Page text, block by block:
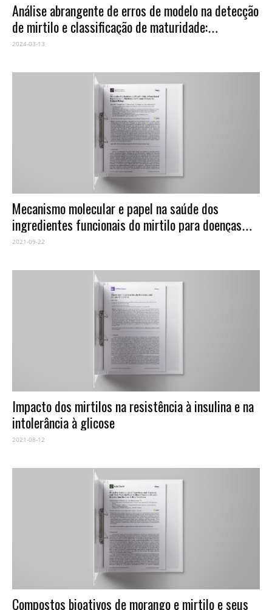
Análise abrangente de erros de modelo na detecção
de mirtilo e classificação de maturidade:
identificando limitações e propondo melhorias
2024-03-13
Mecanismo molecular e papel na saúde dos
ingredientes funcionais do mirtilo para doenças
crônicas em seres humanos
2021-09-22
Impacto dos mirtilos na resistência à insulina e na
intolerância à glicose
2021-08-12
Compostos bioativos de morango e mirtilo e seus